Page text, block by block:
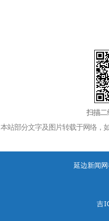
扫描
本站部分文字及图片转载于网络，
延边新闻
吉